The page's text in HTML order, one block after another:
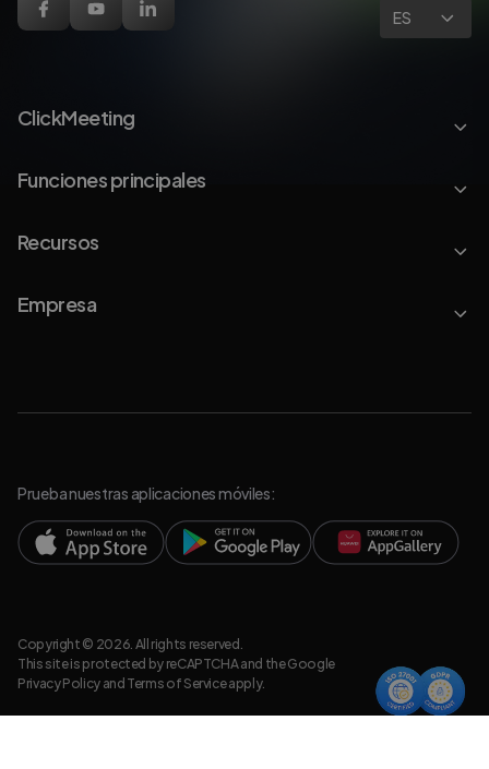
ES
ClickMeeting
Funciones principales
Recursos
Empresa
Prueba nuestras aplicaciones móviles:
Copyright © 2026. All rights reserved.
This site is protected by reCAPTCHA and the Google
Privacy Policyand Terms of Serviceapply.